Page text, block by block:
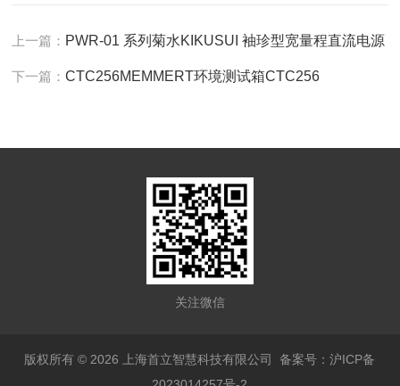
上一篇： PWR-01 系列菊水KIKUSUI 袖珍型宽量程直流电源
下一篇：CTC256MEMMERT环境测试箱CTC256
关注微信
版权所有 © 2026 上海首立智慧科技有限公司备案号：沪ICP备